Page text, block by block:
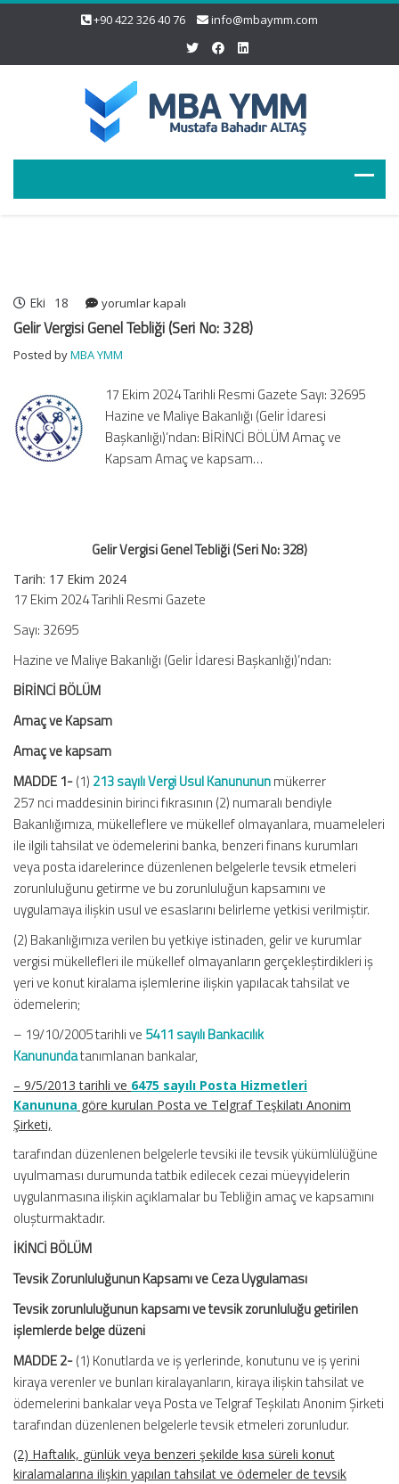
+90 422 326 40 76 info@mbaymm.com
Eki 18
Gelir
Vergisi
Tebliği
No:
328)
için
yorumlar kapalı
Gelir Vergisi Genel Tebliği (Seri No: 328)
Posted byMBA YMM
17 Ekim 2024 Tarihli Resmi Gazete Sayı: 32695
Hazine ve Maliye Bakanlığı (Gelir İdaresi
Başkanlığı)’ndan: BİRİNCİ BÖLÜM Amaç ve
Kapsam Amaç ve kapsam…
Gelir Vergisi Genel Tebliği (Seri No: 328)
Tarih: 17 Ekim 2024
17 Ekim 2024 Tarihli Resmi Gazete
Sayı: 32695
Hazine ve Maliye Bakanlığı (Gelir İdaresi Başkanlığı)’ndan:
BİRİNCİ BÖLÜM
Amaç ve Kapsam
Amaç ve kapsam
MADDE 1-(1) 213 sayılı Vergi Usul Kanunununmükerrer
257 nci maddesinin birinci fıkrasının (2) numaralı bendiyle
Bakanlığımıza, mükelleflere ve mükellef olmayanlara, muameleleri
ile ilgili tahsilat ve ödemelerini banka, benzeri finans kurumları
veya posta idarelerince düzenlenen belgelerle tevsik etmeleri
zorunluluğunu getirme ve bu zorunluluğun kapsamını ve
uygulamaya ilişkin usul ve esaslarını belirleme yetkisi verilmiştir.
(2) Bakanlığımıza verilen bu yetkiye istinaden, gelir ve kurumlar
vergisi mükellefleri ile mükellef olmayanların gerçekleştirdikleri iş
yeri ve konut kiralama işlemlerine ilişkin yapılacak tahsilat ve
ödemelerin;
– 19/10/2005 tarihli ve 5411 sayılı Bankacılık
Kanunundatanımlanan bankalar,
– 9/5/2013 tarihli ve 6475 sayılı Posta Hizmetleri
Kanununa göre kurulan Posta ve Telgraf Teşkilatı Anonim
Şirketi,
tarafından düzenlenen belgelerle tevsiki ile tevsik yükümlülüğüne
uyulmaması durumunda tatbik edilecek cezai müeyyidelerin
uygulanmasına ilişkin açıklamalar bu Tebliğin amaç ve kapsamını
oluşturmaktadır.
İKİNCİ BÖLÜM
Tevsik Zorunluluğunun Kapsamı ve Ceza Uygulaması
Tevsik zorunluluğunun kapsamı ve tevsik zorunluluğu getirilen
işlemlerde belge düzeni
MADDE 2-(1) Konutlarda ve iş yerlerinde, konutunu ve iş yerini
kiraya verenler ve bunları kiralayanların, kiraya ilişkin tahsilat ve
ödemelerini bankalar veya Posta ve Telgraf Teşkilatı Anonim Şirketi
tarafından düzenlenen belgelerle tevsik etmeleri zorunludur.
(2) Haftalık, günlük veya benzeri şekilde kısa süreli konut
kiralamalarına ilişkin yapılan tahsilat ve ödemeler de tevsik